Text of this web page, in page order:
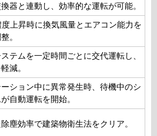
器と連動し、効率的な運転が可能。
上昇時に換気風量とエアコン能力を
。
テムを一定時間ごとに交代運転し、
減。
ーション中に異常発生時、待機中のシ
自動運転を開始。
塵効率で建築物衛生法をクリア。